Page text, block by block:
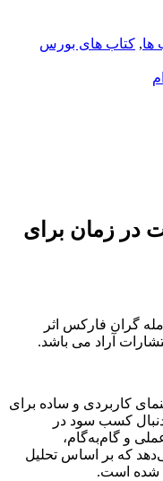
ها, کتاب های بورس
در زمان برای
گران فارکس اثر
آراد می باشد.
کاربردی و ساده برای
کسب سود در
و گام‌به‌گام،
که بر اساس تحلیل
شده است.